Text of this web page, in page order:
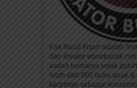
Kak Nurul Ihsan adalah
dan kreator
sudah berkarya sejak
lebih dari 500 buku anak
berperan sebagai